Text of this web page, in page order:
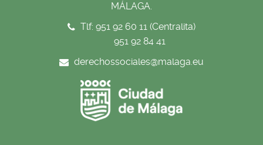
MÁLAGA.
Tlf: 951 92 60 11 (Centralita)
951 92 84 41
derechossociales@malaga.eu